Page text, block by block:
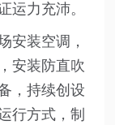
运力充沛。
安装空调，
安装防直吹
，持续创设
行方式，制